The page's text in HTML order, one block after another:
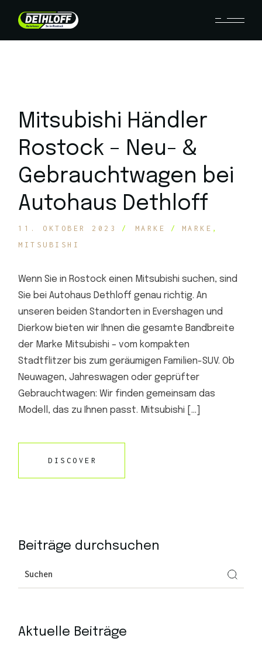
Mitsubishi Händler
Rostock – Neu- &
Gebrauchtwagen bei
Autohaus Dethloff
11. OKTOBER 2023 MARKE
MARKE
MITSUBISHI
Wenn Sie in Rostock einen Mitsubishi suchen, sind
Sie bei Autohaus Dethloff genau richtig. An
unseren beiden Standorten in Evershagen und
Dierkow bieten wir Ihnen die gesamte Bandbreite
der Marke Mitsubishi – vom kompakten
Stadtflitzer bis zum geräumigen Familien-SUV. Ob
Neuwagen, Jahreswagen oder geprüfter
Gebrauchtwagen: Wir finden gemeinsam das
Modell, das zu Ihnen passt. Mitsubishi […]
DISCOVER
Beiträge durchsuchen
Aktuelle Beiträge